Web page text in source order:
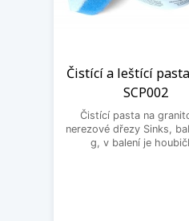
Čistící a leštící
SCP002
Čistící pasta na
nerezové dřezy Sinks,
g, v balení je